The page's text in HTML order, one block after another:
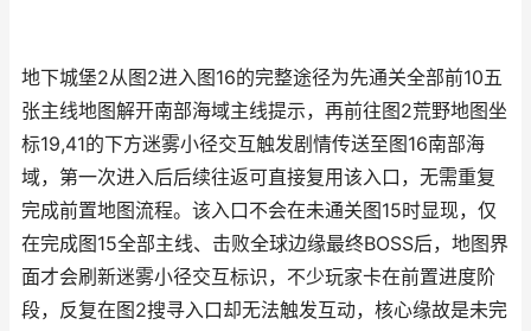
地下城堡2从图2进入图16的完整途径为先通关全部前10五
张主线地图解开南部海域主线提示，再前往图2荒野地图坐
标19,41的下方迷雾小径交互触发剧情传送至图16南部海
域，第一次进入后后续往返可直接复用该入口，无需重复
完成前置地图流程。该入口不会在未通关图15时显现，仅
在完成图15全部主线、击败全球边缘最终BOSS后，地图界
面才会刷新迷雾小径交互标识，不少玩家卡在前置进度阶
段，反复在图2搜寻入口却无法触发互动，核心缘故是未完